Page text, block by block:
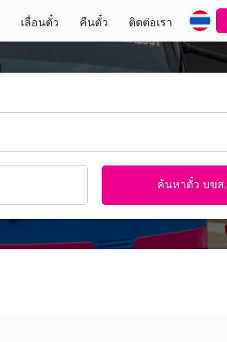
เลื่อนตั๋ว คืนตั๋ว ติดต่อเรา
ค้นหาตั๋ว บขส.